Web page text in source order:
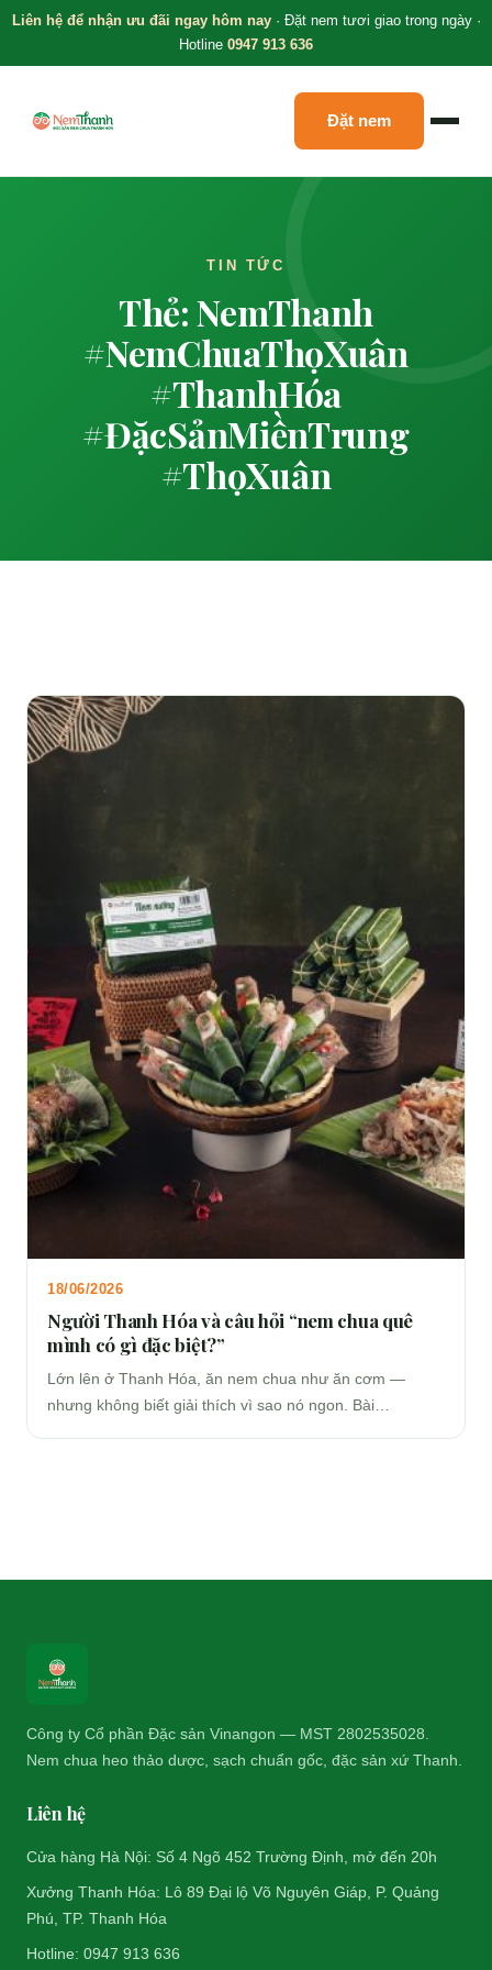
Liên hệ để nhận ưu đãi ngay hôm nay· Đặt nem tươi giao trong ngày ·
Hotline 0947 913 636
Đặt nem
TIN TỨC
Thẻ: NemThanh
#NemChuaThọXuân
#ThanhHóa
#ĐặcSảnMiềnTrung
#ThọXuân
18/06/2026
Người Thanh Hóa và câu hỏi “nem chua quê
mình có gì đặc biệt?”
Lớn lên ở Thanh Hóa, ăn nem chua như ăn cơm —
nhưng không biết giải thích vì sao nó ngon. Bài…
Công ty Cổ phần Đặc sản Vinangon — MST 2802535028.
Nem chua heo thảo dược, sạch chuẩn gốc, đặc sản xứ Thanh.
Liên hệ
Cửa hàng Hà Nội: Số 4 Ngõ 452 Trường Định, mở đến 20h
Xưởng Thanh Hóa: Lô 89 Đại lộ Võ Nguyên Giáp, P. Quảng
Phú, TP. Thanh Hóa
Hotline: 0947 913 636